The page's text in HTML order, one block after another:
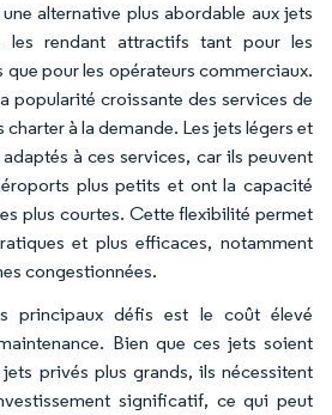
alternative plus abordable aux jets
les rendant attractifs tant pour les
pour les opérateurs commerciaux.
popularité croissante des services de
charter à la demande. Les jets légers et
à ces services, car ils peuvent
plus petits et ont la capacité
plus courtes. Cette flexibilité permet
et plus efficaces, notamment
congestionnées.
principaux défis est le coût élevé
Bien que ces jets soient
privés plus grands, ils nécessitent
significatif, ce qui peut